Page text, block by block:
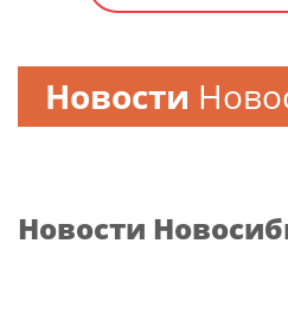
Новости
Новости